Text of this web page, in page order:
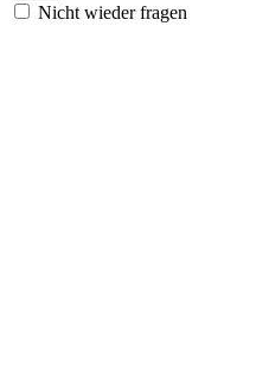
Nicht wieder fragen